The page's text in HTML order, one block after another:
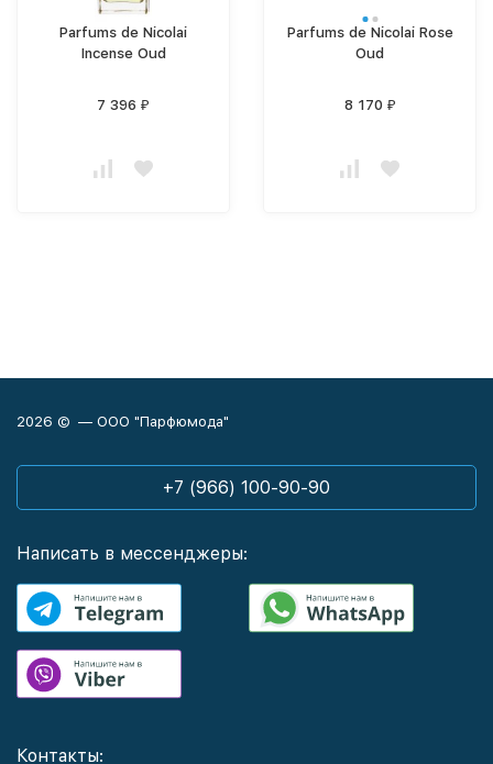
Parfums de Nicolai
Incense Oud
7 396 ₽
Parfums de Nicolai Rose
Oud
8 170 ₽
2026 © — ООО "Парфюмода"
+7 (966) 100-90-90
Написать в мессенджеры:
Контакты: